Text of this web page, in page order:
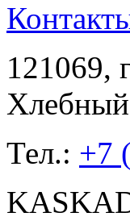
121069,
Тел.: +7